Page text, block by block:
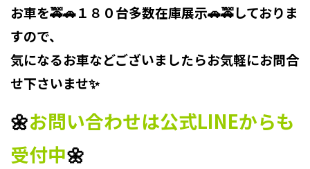
お車を🚕🚗１８０台多数在庫展示🚗🚕しておりま
すので、
気になるお車などございましたらお気軽にお問合
せ下さいませ✨
🌼お問い合わせは公式LINEからも
受付中🌼